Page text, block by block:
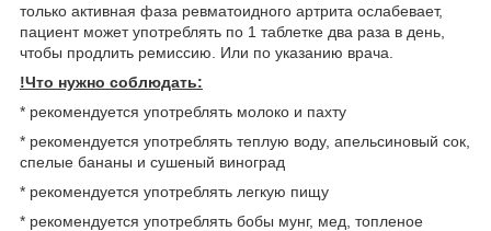
только активная фаза ревматоидного артрита ослабевает,
пациент может употреблять по 1 таблетке два раза в день,
чтобы продлить ремиссию. Или по указанию врача.
!Что нужно соблюдать:
* рекомендуется употреблять молоко и пахту
* рекомендуется употреблять теплую воду, апельсиновый сок,
спелые бананы и сушеный виноград
* рекомендуется употреблять легкую пищу
* рекомендуется употреблять бобы мунг, мед, топленое